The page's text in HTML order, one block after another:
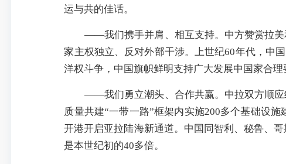
运与共的佳话。
——我们携手并肩、相互支持。中方赞赏拉美
家主权独立、反对外部干涉。上世纪60年代，中
洋权斗争，中国旗帜鲜明支持广大发展中国家合
——我们勇立潮头、合作共赢。中拉双方顺应
质量共建“一带一路”框架内实施200多个基础设
开港开启亚拉陆海新通道。中国同智利、秘鲁、
是本世纪初的40多倍。